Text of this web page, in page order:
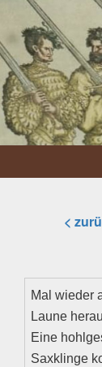
<
Mal wieder
Laune
Eine
Saxklinge